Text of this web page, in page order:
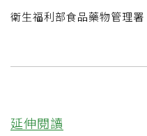
衛生福利部食品藥物管理署
延伸閱讀